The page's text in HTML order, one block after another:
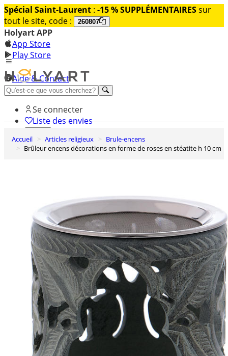
Spécial Saint-Laurent : -15 % SUPPLÉMENTAIRESsur
tout le site, code :
260807
Holyart APP
App Store
Play Store
Aide & Contact
Découvrez Premium
Se connecter
Liste des envies
0
Panier
Accueil Articles religieux
Brule-encens
Brûleur encens décorations en forme de roses en stéatite h 10 cm